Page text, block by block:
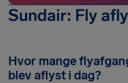
Sundair: Fly
Hvor mange
blev aflyst i dag?